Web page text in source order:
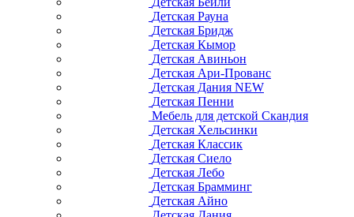
Детская Рауна
Детская Бридж
Детская Кымор
Детская Авиньон
Детская Ари-Прованс
Детская Дания NEW
Детская Пенни
Мебель для детской Скандия
Детская Хельсинки
Детская Классик
Детская Сиело
Детская Лебо
Детская Брамминг
Детская Айно